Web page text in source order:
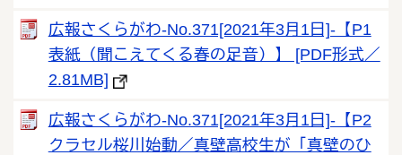
広報さくらがわ-No.371[2021年3月1日]‐【P1
表紙（聞こえてくる春の足音）】 [PDF形式／
2.81MB]
広報さくらがわ-No.371[2021年3月1日]‐【P2
クラセル桜川始動／真壁高校生が「真壁のひ